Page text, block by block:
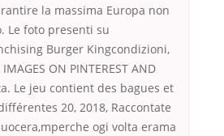
la massima Europa non
Le foto presenti su
Burger Kingcondizioni,
ON PINTEREST AND
Le jeu contient des bagues et
20, 2018, Raccontate
ogi volta erama